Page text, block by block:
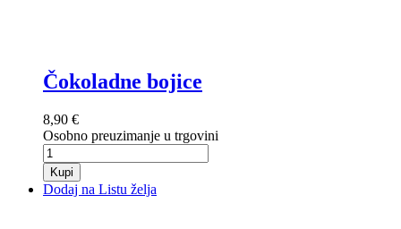
Čokoladne bojice
8,90 €
Osobno preuzimanje u trgovini
Kupi
Dodaj na Listu želja